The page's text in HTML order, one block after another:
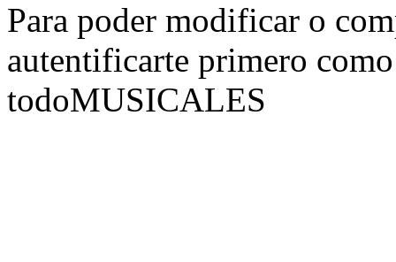
Para poder modificar o
autentificarte primero
todoMUSICALES